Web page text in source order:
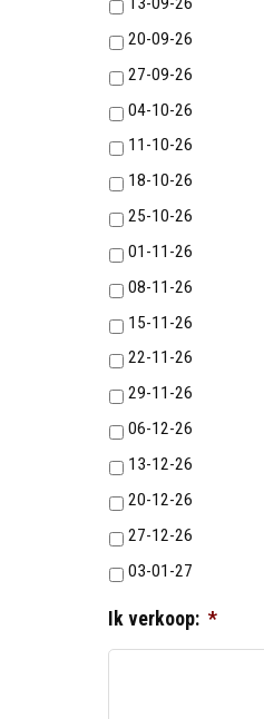
20-09-26
27-09-26
04-10-26
11-10-26
18-10-26
25-10-26
01-11-26
08-11-26
15-11-26
22-11-26
29-11-26
06-12-26
13-12-26
20-12-26
27-12-26
03-01-27
Ik verkoop: *